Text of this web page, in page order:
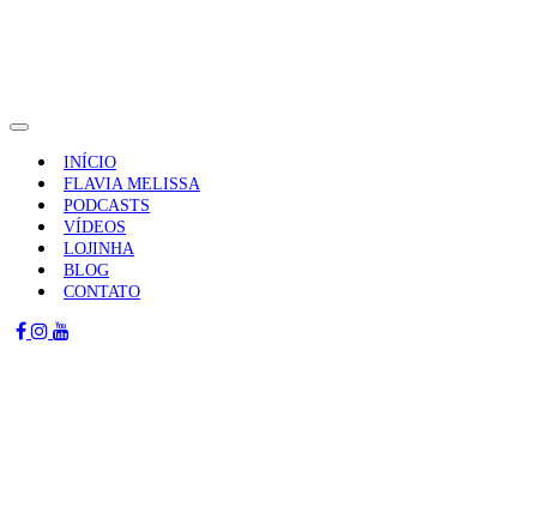
Alternar
navegação
INÍCIO
FLAVIA MELISSA
PODCASTS
VÍDEOS
LOJINHA
BLOG
CONTATO